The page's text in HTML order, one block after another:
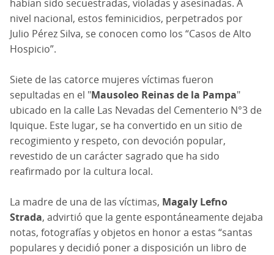
habían sido secuestradas, violadas y asesinadas. A
nivel nacional, estos feminicidios, perpetrados por
Julio Pérez Silva, se conocen como los “Casos de Alto
Hospicio”.
Siete de las catorce mujeres víctimas fueron
sepultadas en el "Mausoleo Reinas de la Pampa"
ubicado en la calle Las Nevadas del Cementerio N°3 de
Iquique. Este lugar, se ha convertido en un sitio de
recogimiento y respeto, con devoción popular,
revestido de un carácter sagrado que ha sido
reafirmado por la cultura local.
La madre de una de las víctimas, Magaly Lefno
Strada, advirtió que la gente espontáneamente dejaba
notas, fotografías y objetos en honor a estas “santas
populares y decidió poner a disposición un libro de